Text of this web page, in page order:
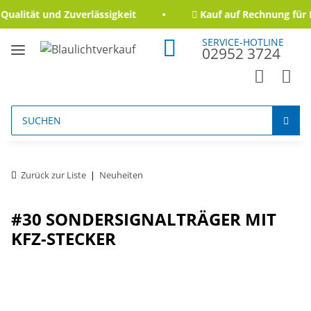
und Zuverlässigkeit Kauf auf Rechnung für
SERVICE-HOTLINE
02952 3724
Zurück zur Liste Neuheiten
#30 SONDERSIGNALTRÄGER MIT
KFZ-STECKER